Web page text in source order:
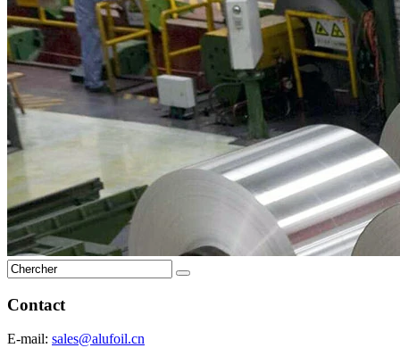
Contact
E-mail: sales@alufoil.cn